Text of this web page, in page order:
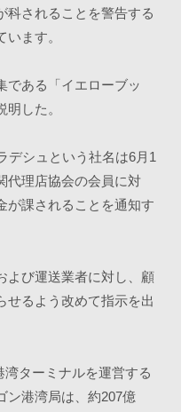
科されることを警告する
います。
である「イエローブッ
した。
デシュという社名は6月1
代理店協会の会員に対
が課されることを通知す
よび運送業者に対し、顧
せるよう改めて指示を出
ターミナルを運営する
ン港湾局は、約207億